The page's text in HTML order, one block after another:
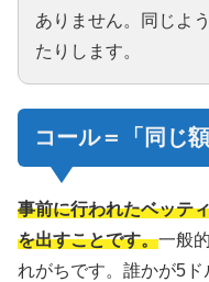
ありません。同じよ
たりします。
コール＝「同じ
事前に行われたベッテ
を出すことです。一般
れがちです。誰かが5